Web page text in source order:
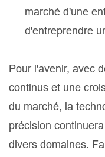
marché d'une
d'entreprendre
Pour l'avenir, avec
continus et une
du marché, la
précision
divers domaines.